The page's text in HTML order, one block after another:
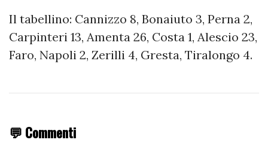
Il tabellino: Cannizzo 8, Bonaiuto 3, Perna 2,
Carpinteri 13, Amenta 26, Costa 1, Alescio 23,
Faro, Napoli 2, Zerilli 4, Gresta, Tiralongo 4.
💬 Commenti